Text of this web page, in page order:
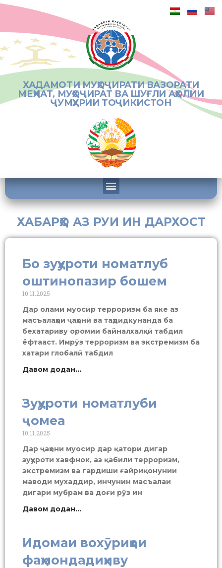
ХАДАМОТИ МУҲОҶИРАТИ ВАЗОРАТИ
МЕҲНАТ, МУҲОҶИРАТ ВА ШУҒЛИ АҲОЛИИ
ҶУМҲУРИИ ТОҶИКИСТОН
ХАБАРҲО АЗ РУИ ИН ДАРХОСТ
Бо зуҳуроти номатлуб
оштинопазир бошем
10.11.2025
Дар олами муосир терроризм ба яке аз
масъалаҳои ҷаҳонӣ ва таҳдидкунанда ба
бехатариву оромии байналхалқӣ табдил
ёфтааст. Имрӯз терроризм ва экстремизм ба
хатари глобалӣ табдил
Давом додан...
Зуҳуроти номатлуби
ҷомеа
10.11.2025
Дар ҷаҳони муосир дар қатори дигар
зуҳуроти хавфнок, аз қабили терроризм,
экстремизм ва гардиши ғайриқонунии
маводи мухаддир, инчунин масъалаи
дигари мубрам ва доғи рӯз ин
Давом додан...
Идомаи вохӯриҳои
фаҳмондадиҳиву